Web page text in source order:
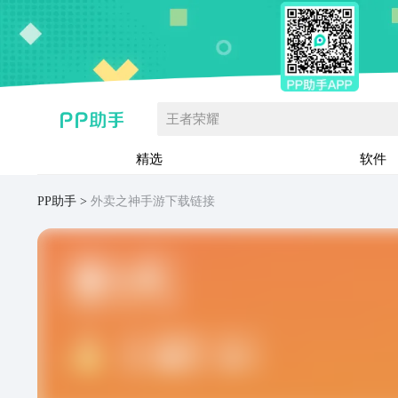
王者荣耀
精选 软件
PP助手 外卖之神手游下载链接